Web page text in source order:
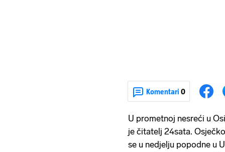
Komentari 0
U prometnoj nesreći u
je čitatelj 24sata.
se u nedjelju popodne u